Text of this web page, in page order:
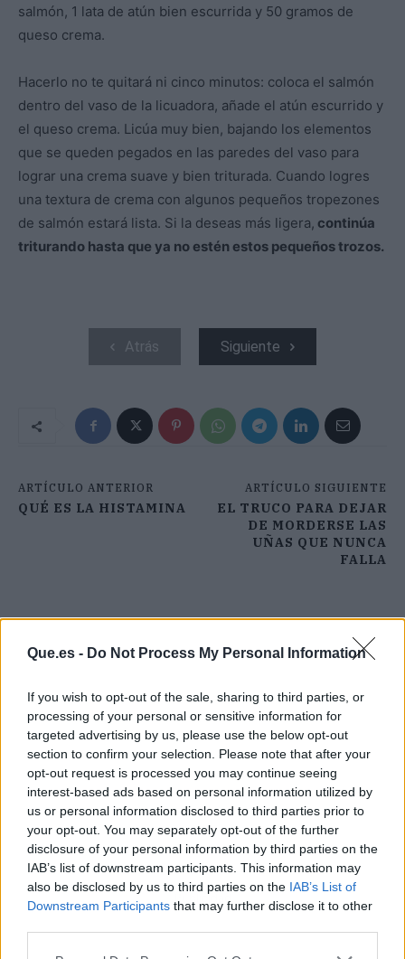
Que.es - Do Not Process My Personal Information
If you wish to opt-out of the sale, sharing to third parties, or
processing of your personal or sensitive information for
targeted advertising by us, please use the below opt-out
section to confirm your selection. Please note that after your
opt-out request is processed you may continue seeing
interest-based ads based on personal information utilized by
us or personal information disclosed to third parties prior to
your opt-out. You may separately opt-out of the further
disclosure of your personal information by third parties on the
IAB’s list of downstream participants. This information may
also be disclosed by us to third parties on the IAB’s List of
Downstream Participants that may further disclose it to other
salmón, 1 lata de atún bien escurrida y 50 gramos de
queso crema.
Hacerlo no te quitará ni cinco minutos: coloca el salmón
dentro del vaso de la licuadora, añade el atún escurrido y
el queso crema. Licúa muy bien, bajando los elementos
que se queden pegados en las paredes del vaso para
lograr una crema suave y bien triturada. Cuando logres
una textura de crema con algunos pequeños tropezones
de salmón estará lista. Si la deseas más ligera, continúa
triturando hasta que ya no estén estos pequeños trozos.
Atrás Siguiente
ARTÍCULO ANTERIOR
QUÉ ES LA HISTAMINA
ARTÍCULO SIGUIENTE
EL TRUCO PARA DEJAR
DE MORDERSE LAS
UÑAS QUE NUNCA
FALLA
Publicidad